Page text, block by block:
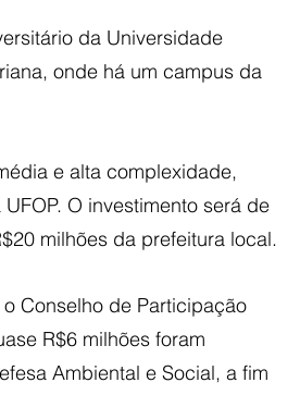
da Universidade
onde há um campus da
e alta complexidade,
O investimento será de
milhões da prefeitura local.
Conselho de Participação
R$6 milhões foram
Ambiental e Social, a fim